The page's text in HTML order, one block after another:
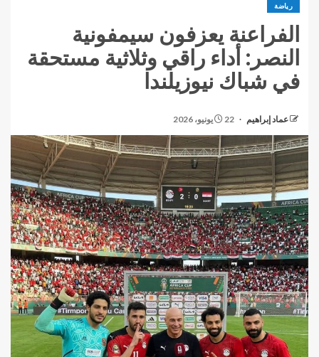
رياضة
الفراعنة يعزفون سيمفونية
النصر: أداء راقي وثلاثية مستحقة
في شباك نيوزيلندا
عماد إبراهيم 22 يونيو، 2026